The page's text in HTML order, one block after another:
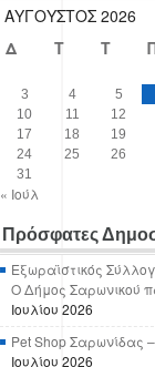
ΑΎΓΟΥΣΤΟΣ 2026
Δ
Τ Τ
3
4 5
10
11 12
17
18 19
24
25 26
31
« Ιούλ
Πρόσφατες
Εξωραϊστικός
Ο Δήμος Σαρωνικού
Ιουλίου 2026
Pet Shop Σαρωνίδας
Ιουλίου 2026